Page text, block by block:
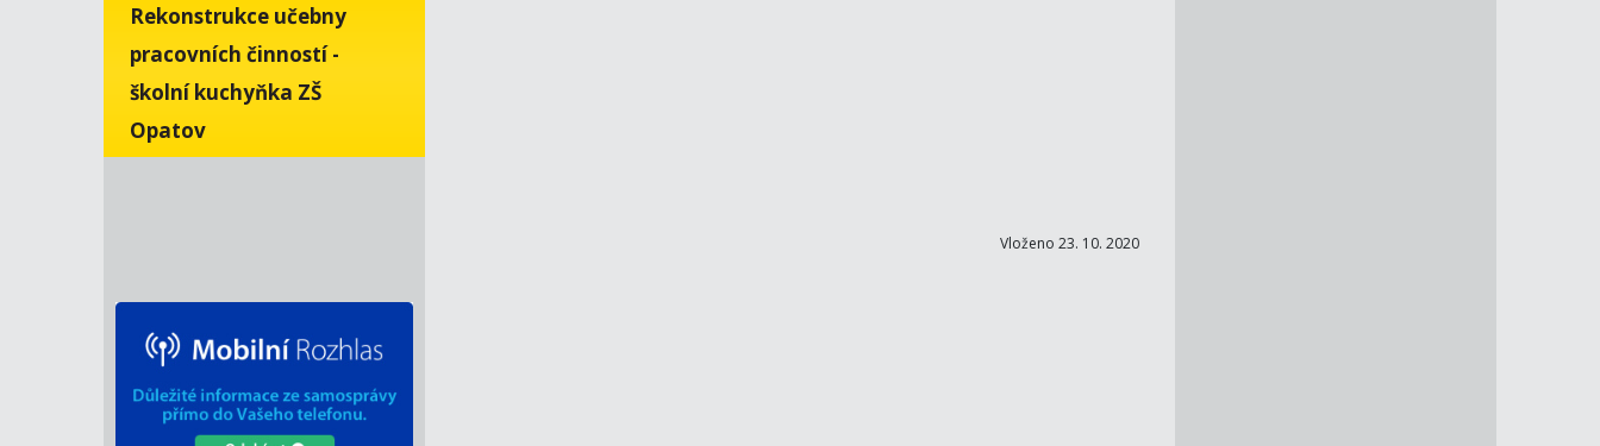
Rekonstrukce učebny
pracovních činností -
školní kuchyňka ZŠ
Opatov
Vloženo 23. 10. 2020